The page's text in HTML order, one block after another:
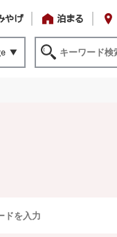
やげ 泊まる